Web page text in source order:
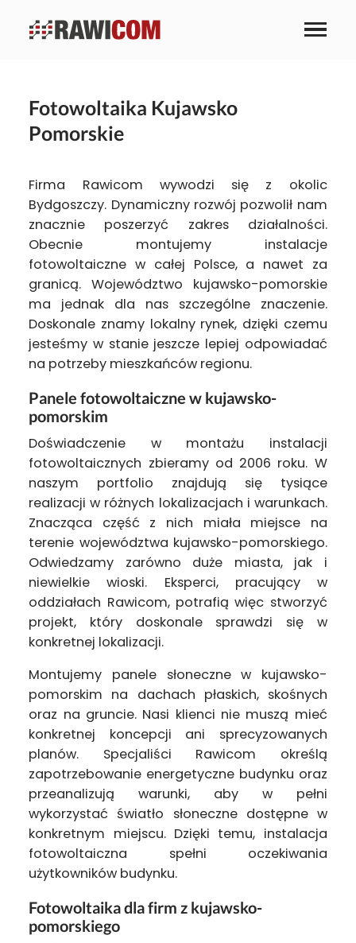
Fotowoltaika Kujawsko
Pomorskie
Firma Rawicom wywodzi się z okolic
Bydgoszczy. Dynamiczny rozwój pozwolił nam
znacznie poszerzyć zakres działalności.
Obecnie montujemy instalacje
fotowoltaiczne w całej Polsce, a nawet za
granicą. Województwo kujawsko-pomorskie
ma jednak dla nas szczególne znaczenie.
Doskonale znamy lokalny rynek, dzięki czemu
jesteśmy w stanie jeszcze lepiej odpowiadać
na potrzeby mieszkańców regionu.
Panele fotowoltaiczne w kujawsko-
pomorskim
Doświadczenie w montażu instalacji
fotowoltaicznych zbieramy od 2006 roku. W
naszym portfolio znajdują się tysiące
realizacji w różnych lokalizacjach i warunkach.
Znacząca część z nich miała miejsce na
terenie województwa kujawsko-pomorskiego.
Odwiedzamy zarówno duże miasta, jak i
niewielkie wioski. Eksperci, pracujący w
oddziałach Rawicom, potrafią więc stworzyć
projekt, który doskonale sprawdzi się w
konkretnej lokalizacji.
Montujemy panele słoneczne w kujawsko-
pomorskim na dachach płaskich, skośnych
oraz na gruncie. Nasi klienci nie muszą mieć
konkretnej koncepcji ani sprecyzowanych
planów. Specjaliści Rawicom określą
zapotrzebowanie energetyczne budynku oraz
przeanalizują warunki, aby w pełni
wykorzystać światło słoneczne dostępne w
konkretnym miejscu. Dzięki temu, instalacja
fotowoltaiczna spełni oczekiwania
użytkowników budynku.
Fotowoltaika dla firm z kujawsko-
pomorskiego